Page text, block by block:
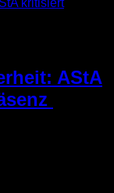
AStA